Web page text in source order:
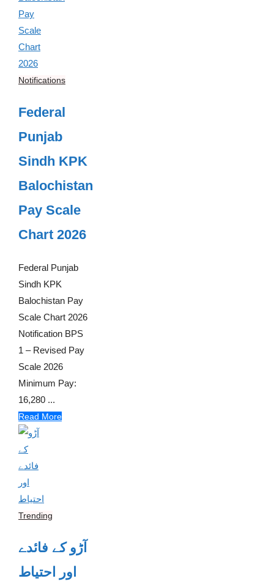
Notifications
Federal
Punjab
Sindh KPK
Balochistan
Pay Scale
Chart 2026
Federal Punjab
Sindh KPK
Balochistan Pay
Scale Chart 2026
Notification BPS
1 – Revised Pay
Scale 2026
Minimum Pay:
16,280 ...
Read More
Trending
آڑو کے فائدے
اور احتیاط